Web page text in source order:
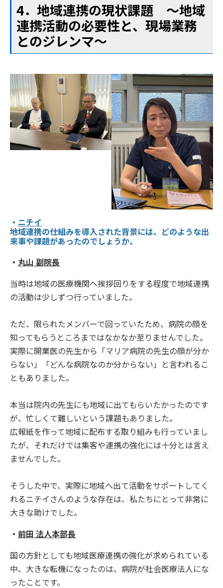
4．地域連携の現状課題 ～地域
連携活動の必要性と、現場業務
とのジレンマ～
・ ニチイ
地域連携の仕組みを導入された背景には、どのような出
来事や課題があったのでしょうか。
・ 丸山 副院長
当時は地域の医療機関へ挨拶回りをする程度で地域連携
の活動は少しずつ行っていました。
ただ、限られたメンバーで回っていたため、病院の顔を
知ってもらうところまではなかなか至りませんでした。
実際に開業医の先生から「マリア病院の先生の顔が分か
らない」「どんな病院なのか分からない」と言われるこ
ともありました。
本当は院内の先生にも地域に出てもらいたかったのです
が、忙しくて難しいという課題もありました。
広報紙を作って地域に配布する取り組みも行っていまし
たが、それだけでは集客や連携の強化には十分とは言え
ませんでした。
そうした中で、実際に地域へ出て活動をサポートしてく
れるニチイさんのような存在は、私たちにとって非常に
大きな助けでした。
・ 前田 法人本部長
国の方針としても地域医療連携の強化が求められている
中、大きな転機になったのは、病院が社会医療法人にな
ったことです。